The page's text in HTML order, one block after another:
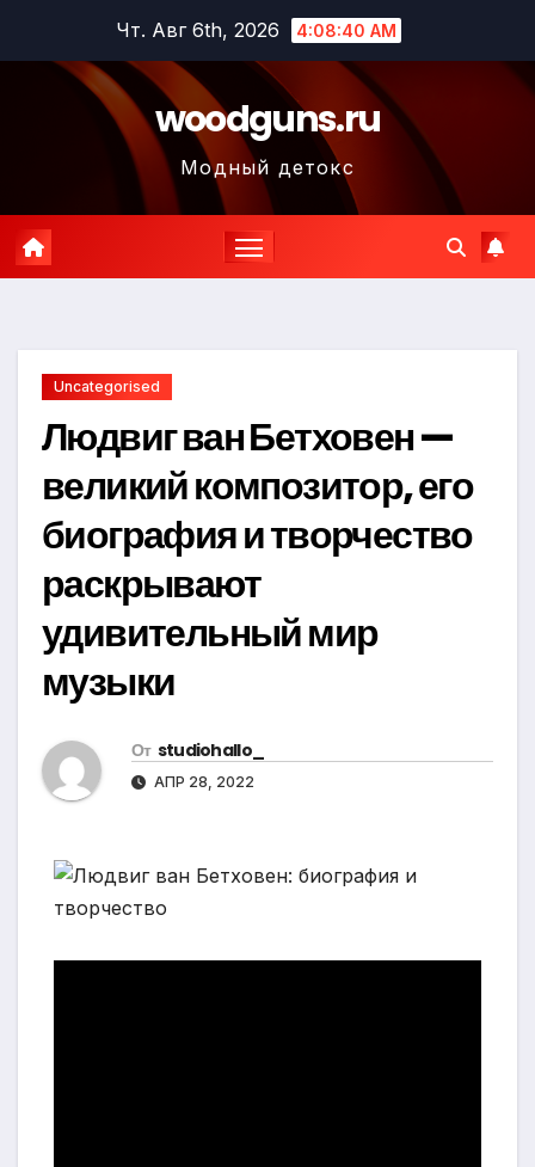
содержимому
Чт. Авг 6th, 2026 4:08:41 AM
woodguns.ru
Модный детокс
Uncategorised
Людвиг ван Бетховен —
великий композитор, его
биография и творчество
раскрывают
удивительный мир
музыки
От studiohallo_
АПР 28, 2022